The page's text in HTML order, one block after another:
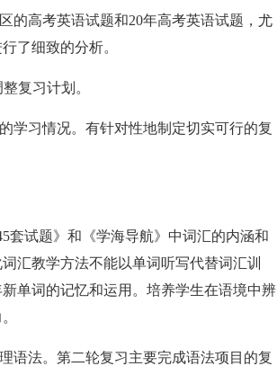
的高考英语试题和20年高考英语试题，尤
了细致的分析。
复习计划。
学习情况。有针对性地制定切实可行的复
套试题》和《学海导航》中词汇的内涵和
汇教学方法不能以单词听写代替词汇训
单词的记忆和运用。培养学生在语境中辨
语法。第二轮复习主要完成语法项目的复